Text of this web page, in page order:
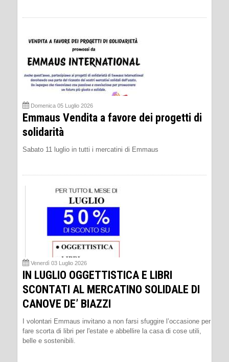
Domenica 05 Luglio 2026
Emmaus Vendita a favore dei progetti di
solidarità
Sabato 11 luglio in tutti i mercatini di Emmaus
Venerdì 03 Luglio 2026
IN LUGLIO OGGETTISTICA E LIBRI
SCONTATI AL MERCATINO SOLIDALE DI
CANOVE DE’ BIAZZI
I volontari Emmaus invitano a non farsi sfuggire l’occasione per
fare scorta di libri per l'estate e abbellire la casa di cose utili,
belle e sostenibili.